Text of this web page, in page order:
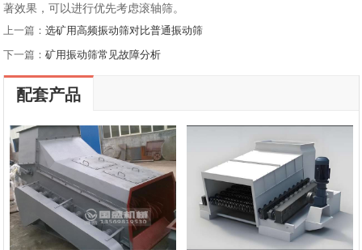
著效果，可以进行优先考虑滚轴筛。
上一篇：选矿用高频振动筛对比普通振动筛
下一篇：矿用振动筛常见故障分析
配套产品